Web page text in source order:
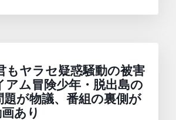
もヤラセ疑惑騒動の被害
アム冒険少年・脱出島の
題が物議、番組の裏側が
あり